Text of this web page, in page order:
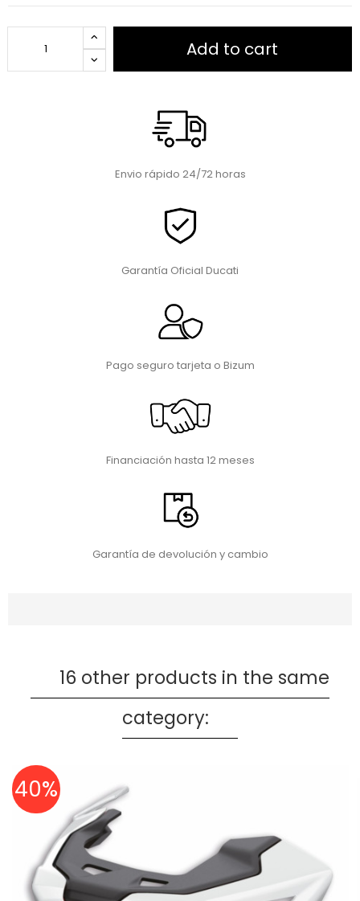
Add to cart
Envio rápido 24/72 horas
Garantía Oficial Ducati
Pago seguro tarjeta o Bizum
Financiación hasta 12 meses
Garantía de devolución y cambio
16 other products in the same
category:
40%